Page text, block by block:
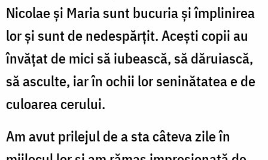
Nicolae și Maria sunt bucuria și împlinirea
lor și sunt de nedespărțit. Acești copii au
învățat de mici să iubească, să dăruiască,
să asculte, iar în ochii lor seninătatea e de
culoarea cerului.
Am avut prilejul de a sta câteva zile în